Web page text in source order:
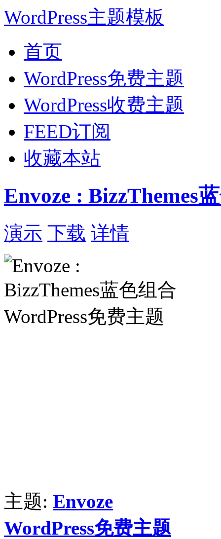
WordPress主题模板
首页
WordPress免费主题
WordPress收费主题
FEED订阅
收藏本站
Envoze : BizzThemes
演示 下载 详情
主题: Envoze
WordPress免费主题